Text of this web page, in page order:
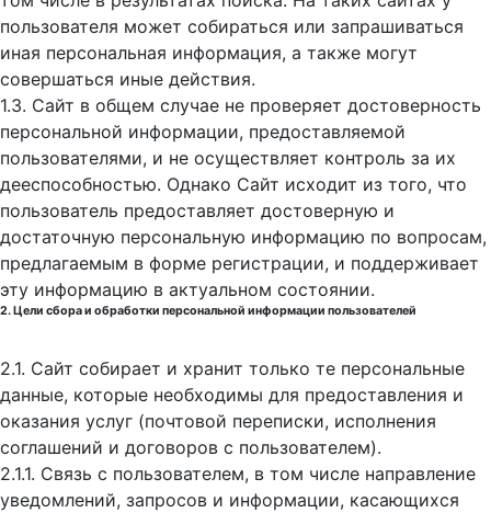
пользователя может собираться или запрашиваться
иная персональная информация, а также могут
совершаться иные действия.
1.3. Сайт в общем случае не проверяет достоверность
персональной информации, предоставляемой
пользователями, и не осуществляет контроль за их
дееспособностью. Однако Сайт исходит из того, что
пользователь предоставляет достоверную и
достаточную персональную информацию по вопросам,
предлагаемым в форме регистрации, и поддерживает
эту информацию в актуальном состоянии.
2. Цели сбора и обработки персональной информации пользователей
2.1. Сайт собирает и хранит только те персональные
данные, которые необходимы для предоставления и
оказания услуг (почтовой переписки, исполнения
соглашений и договоров с пользователем).
2.1.1. Связь с пользователем, в том числе направление
уведомлений, запросов и информации, касающихся